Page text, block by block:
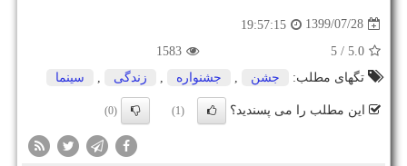
1399/07/28
19:57:15
5.0
/ 5
1583
تگهای مطلب:
جشن جشنواره زندگی سینما
این مطلب را می پسندید؟ (1)
(0)